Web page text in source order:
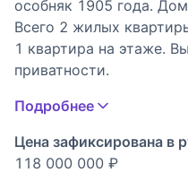
особняк 1905 года.
Всего 2 жилых
1 квартира на этаже.
приватности.
Просторная и светлая
кв.м + 150м2
собственников +
Подробнее
Цена зафиксирована в
118 000 000 ₽